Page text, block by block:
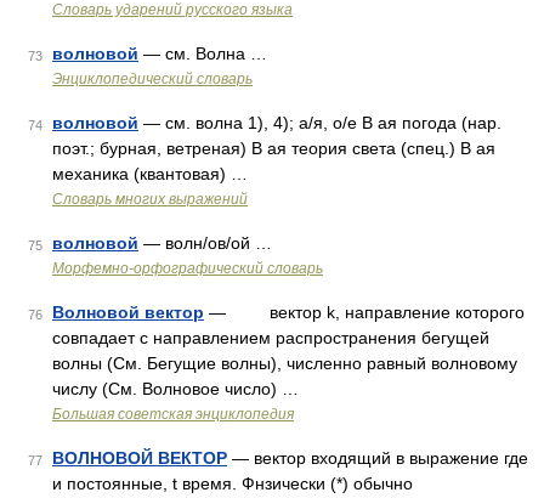
Словарь ударений русского языка
73 волновой — см. Волна …
Энциклопедический словарь
74 волновой — см. волна 1), 4); а/я, о/е В ая погода (нар.
поэт.; бурная, ветреная) В ая теория света (спец.) В ая
механика (квантовая) …
Словарь многих выражений
75 волновой — волн/ов/ой …
Морфемно-орфографический словарь
76 Волновой вектор — вектор k, направление которого
совпадает с направлением распространения бегущей
волны (См. Бегущие волны), численно равный волновому
числу (См. Волновое число) …
Большая советская энциклопедия
77 ВОЛНОВОЙ ВЕКТОР — вектор входящий в выражение где
и постоянные, t время. Фнзически (*) обычно